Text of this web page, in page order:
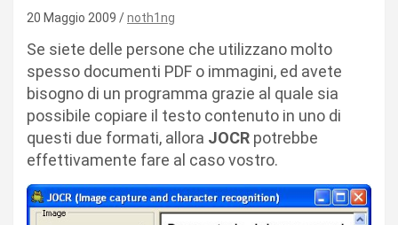
20 Maggio 2009 noth1ng
Se siete delle persone che utilizzano molto
spesso documenti PDF o immagini, ed avete
bisogno di un programma grazie al quale sia
possibile copiare il testo contenuto in uno di
questi due formati, allora JOCR potrebbe
effettivamente fare al caso vostro.